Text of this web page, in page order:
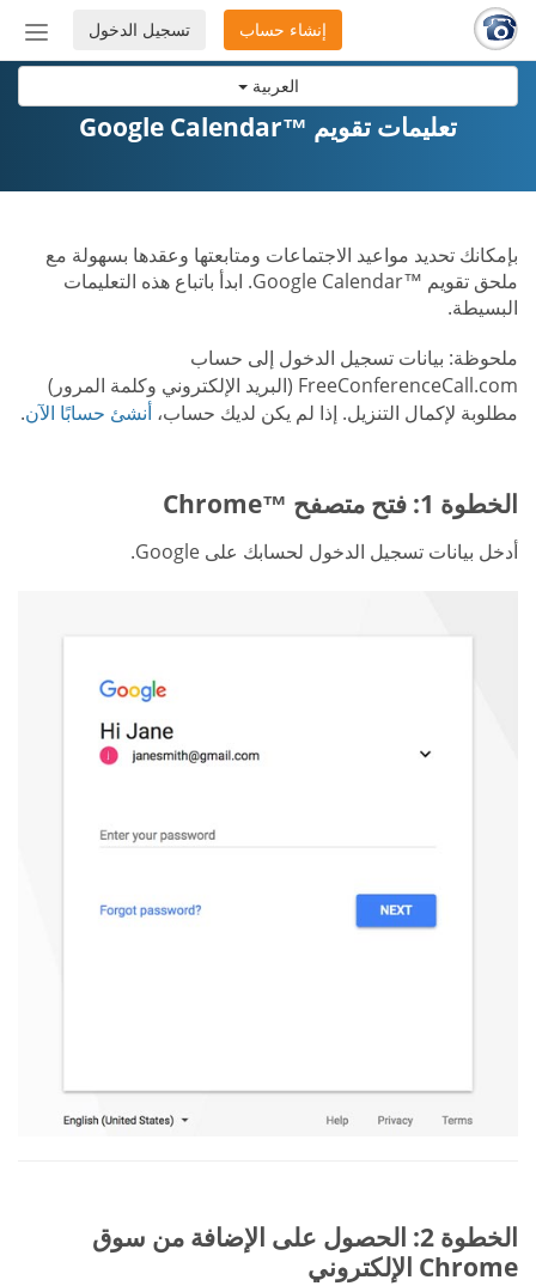
العربية
أو
تسجيل الدخول إنشاء حساب
تعليمات تقويم ™Google Calendar
بإمكانك تحديد مواعيد الاجتماعات ومتابعتها وعقدها بسهولة مع
ملحق تقويم ™Google Calendar. ابدأ باتباع هذه التعليمات
البسيطة.
ملحوظة: بيانات تسجيل الدخول إلى حساب
FreeConferenceCall.com (البريد الإلكتروني وكلمة المرور)
مطلوبة لإكمال التنزيل. إذا لم يكن لديك حساب، أنشئ حسابًا الآن.
الخطوة 1: فتح متصفح ™Chrome
أدخل بيانات تسجيل الدخول لحسابك على Google.
الخطوة 2: الحصول على الإضافة من سوق
Chrome الإلكتروني